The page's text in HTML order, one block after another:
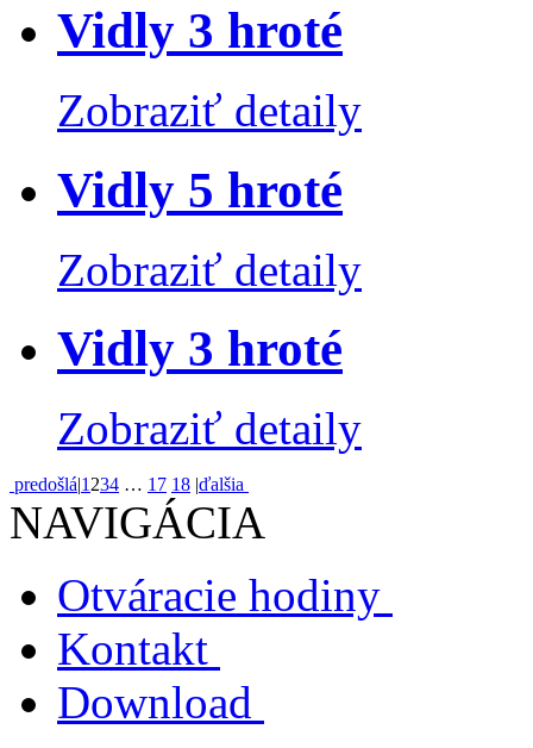
Vidly 3 hroté
Zobraziť detaily
Vidly 5 hroté
Zobraziť detaily
Vidly 3 hroté
Zobraziť detaily
predošlá|1 234 … 17 18 |ďalšia
NAVIGÁCIA
Otváracie hodiny
Kontakt
Download